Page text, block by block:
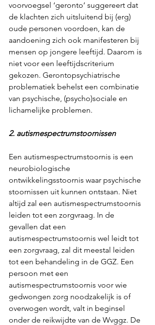
voorvoegsel ‘geronto’ suggereert dat
de klachten zich uitsluitend bij (erg)
oude personen voordoen, kan de
aandoening zich ook manifesteren bij
mensen op jongere leeftijd. Daarom is
niet voor een leeftijdscriterium
gekozen. Gerontopsychiatrische
problematiek behelst een combinatie
van psychische, (psycho)sociale en
lichamelijke problemen.
2. autismespectrumstoornissen
Een autismespectrumstoornis is een
neurobiologische
ontwikkelingsstoornis waar psychische
stoornissen uit kunnen ontstaan. Niet
altijd zal een autismespectrumstoornis
leiden tot een zorgvraag. In de
gevallen dat een
autismespectrumstoornis wel leidt tot
een zorgvraag, zal dit meestal leiden
tot een behandeling in de GGZ. Een
persoon met een
autismespectrumstoornis voor wie
gedwongen zorg noodzakelijk is of
overwogen wordt, valt in beginsel
onder de reikwijdte van de Wvggz. De